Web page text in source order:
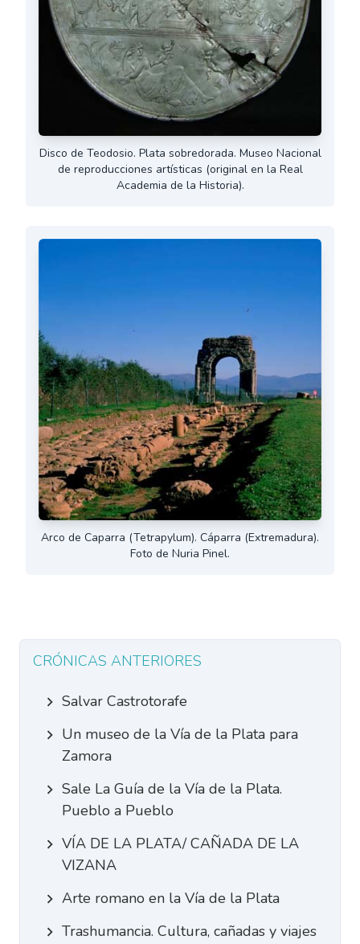
Disco de Teodosio. Plata sobredorada. Museo Nacional
de reproducciones artísticas (original en la Real
Academia de la Historia).
Arco de Caparra (Tetrapylum). Cáparra (Extremadura).
Foto de Nuria Pinel.
CRÓNICAS ANTERIORES
Salvar Castrotorafe
Un museo de la Vía de la Plata para
Zamora
Sale La Guía de la Vía de la Plata.
Pueblo a Pueblo
VÍA DE LA PLATA/ CAÑADA DE LA
VIZANA
Arte romano en la Vía de la Plata
Trashumancia. Cultura, cañadas y viajes